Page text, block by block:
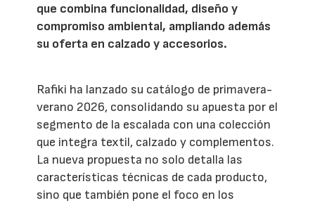
que combina funcionalidad, diseño y
compromiso ambiental, ampliando además
su oferta en calzado y accesorios.
Rafiki ha lanzado su catálogo de primavera-
verano 2026, consolidando su apuesta por el
segmento de la escalada con una colección
que integra textil, calzado y complementos.
La nueva propuesta no solo detalla las
características técnicas de cada producto,
sino que también pone el foco en los